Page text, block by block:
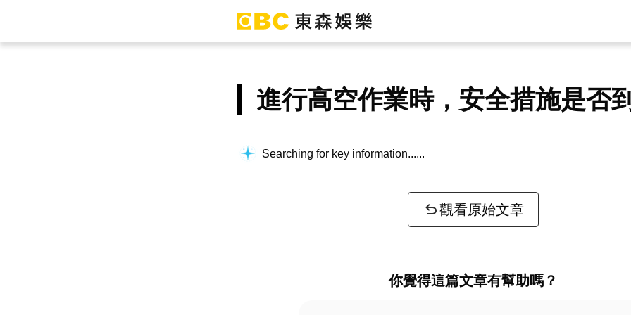
進行高空作業時，安全措施是否
Searching for key information...
觀看原始文章
你覺得這篇文章有幫助嗎？